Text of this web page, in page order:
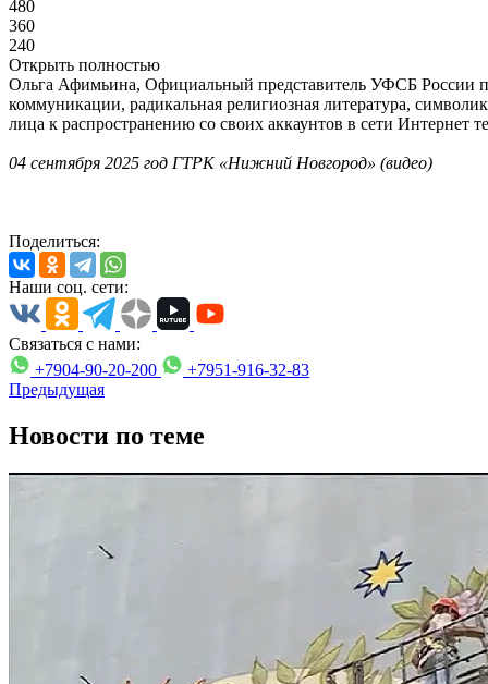
480
360
240
Открыть полностью
Ольга Афимьина, Официальный представитель УФСБ России
коммуникации, радикальная религиозная литература,
лица к распространению со своих аккаунтов в сети Интернет
04 сентября 2025 год ГТРК «Нижний Новгород» (видео)
Поделиться:
Наши соц. сети:
Связаться с нами:
+7904-90-20-200
+7951-916-32-83
Предыдущая
Новости по теме